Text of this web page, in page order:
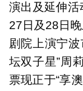
演出及延伸活
27日及28日
剧院上演宁
坛双子星”周
票现正于“享